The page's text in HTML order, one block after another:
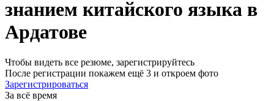
знанием китайского языка в
Ардатове
Чтобы видеть все резюме, зарегистрируйтесь
После регистрации покажем ещё 3 и откроем фото
Зарегистрироваться
За всё время